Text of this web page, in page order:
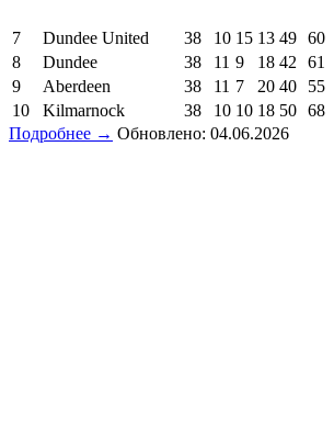
7 Dundee United 38 10 15 13 49 60
8
Dundee 38 11 9 18 42 61
9
Aberdeen 38 11 7 20 40 55
10
Kilmarnock 38 10 10 18 50 68
Подробнее → Обновлено: 04.06.2026